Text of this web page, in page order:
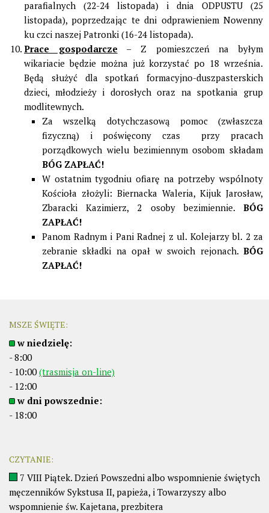
parafialnych (22-24 listopada) i dnia ODPUSTU (25
listopada), poprzedzając te dni odprawieniem Nowenny
ku czci naszej Patronki (16-24 listopada).
Prace gospodarcze – Z pomieszczeń na byłym
wikariacie będzie można już korzystać po 18 września.
Będą służyć dla spotkań formacyjno-duszpasterskich
dzieci, młodzieży i dorosłych oraz na spotkania grup
modlitewnych.
Za wszelką dotychczasową pomoc (zwłaszcza
fizyczną) i poświęcony czas przy pracach
porządkowych wielu bezimiennym osobom składam
BÓG ZAPŁAĆ!
W ostatnim tygodniu ofiarę na potrzeby wspólnoty
Kościoła złożyli: Biernacka Waleria, Kijuk Jarosław,
Zbaracki Kazimierz, 2 osoby bezimiennie. BÓG
ZAPŁAĆ!
Panom Radnym i Pani Radnej z ul. Kolejarzy bl. 2 za
zebranie składki na opał w swoich rejonach. BÓG
ZAPŁAĆ!
MSZE ŚWIĘTE:
w niedzielę:
- 8:00
- 10:00(trasmisja on-line)
- 12:00
w dni powszednie:
- 18:00
CZYTANIE:
7 VIII Piątek. Dzień Powszedni albo wspomnienie świętych
męczenników Sykstusa II, papieża, i Towarzyszy albo
wspomnienie św. Kajetana, prezbitera